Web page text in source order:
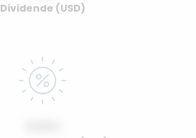
Dividende (USD)